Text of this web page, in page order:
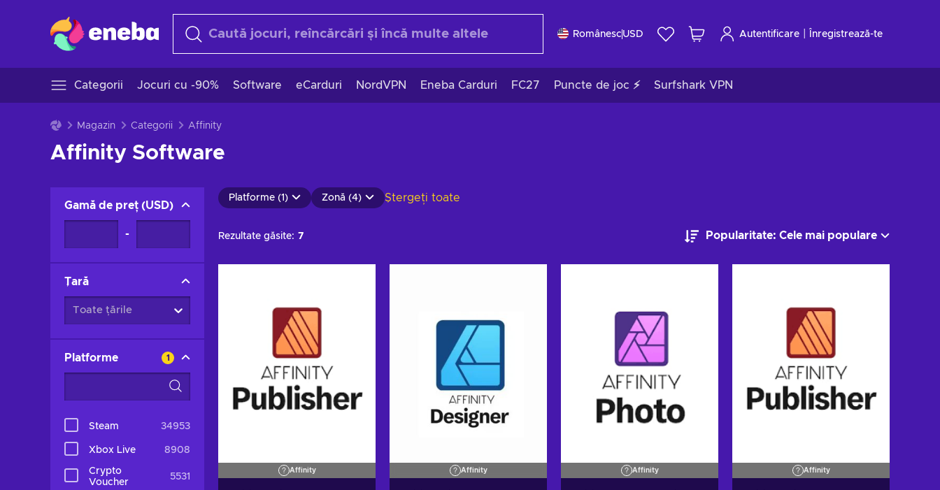
Românesc USD Autentificare Înregistrează-te
Categorii Jocuri cu -90% Software eCarduri NordVPN Eneba Carduri FC27 Puncte de joc ⚡ Surfshark VPN
Magazin Categorii Affinity
Affinity Software
Gamă de preț (USD)
-
Țară
Toate țările
Platforme 1
Steam 34953
Xbox Live 8908
Crypto
Voucher
5531
Platforme (1) Zonă (4) Ștergeți toate
Rezultate găsite: 7 Popularitate: Cele mai populare
Affinity Affinity Affinity Affinity